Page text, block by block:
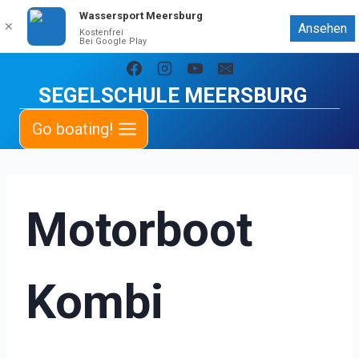
springen
SEGELSCHULE MEERSBURG
Go boating!
Motorboot
Kombi
✕
Wassersport Meersburg
Kostenfrei
Bei Google Play
Ansehen